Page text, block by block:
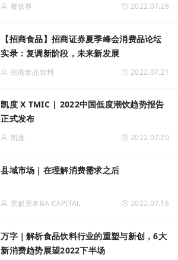
餐饮界 2022.07.28
【招商食品】招商证券夏季峰会消费品论坛
实录：复调新阶段，未来新发展
招商食品饮料 2022.07.21
凯度 X TMIC | 2022中国低度潮饮趋势报告
正式发布
凯度 2022.07.20
县域市场｜在理解消费需求之后
黑蚁资本BA CAPITAL 2022.07.18
万字｜解析食品饮料行业的重塑与新创，6大
新消费趋势展望2022下半场